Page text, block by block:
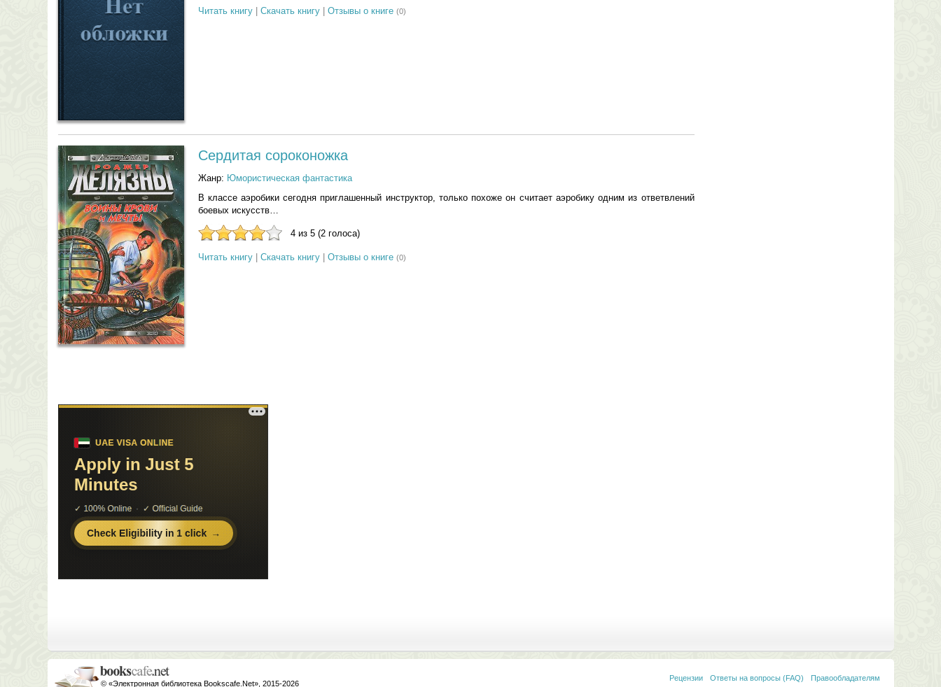
Читать книгу| Скачать книгу| Отзывы о книге (0)
Сердитая сороконожка
Жанр: Юмористическая фантастика
В классе аэробики сегодня приглашенный инструктор, только похоже он считает аэробику одним из ответвлений
боевых искусств…
4 из 5 (2 голоса)
Читать книгу| Скачать книгу| Отзывы о книге (0)
© «Электронная библиотека Bookscafe.Net», 2015-2026
Правообладателям
Ответы на вопросы (FAQ)
Рецензии